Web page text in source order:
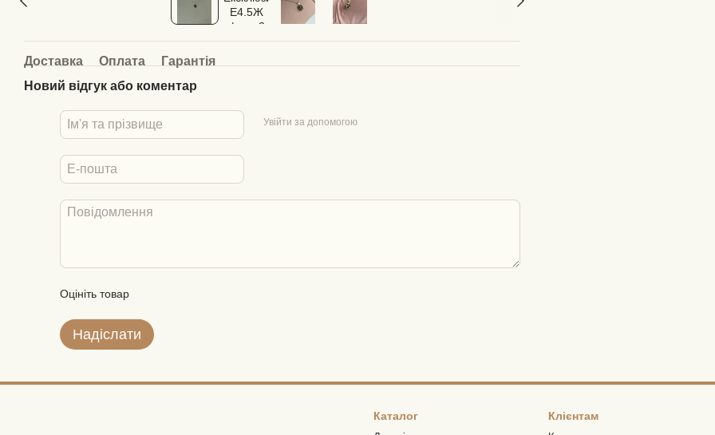
Доставка Оплата
Гарантія
Новий відгук або коментар
Увійти за допомогою
Оцініть товар
Надіслати
Каталог Клієнтам